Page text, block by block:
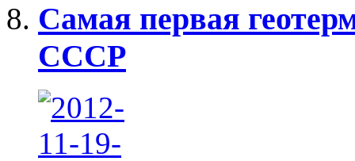
Самая первая
СССР